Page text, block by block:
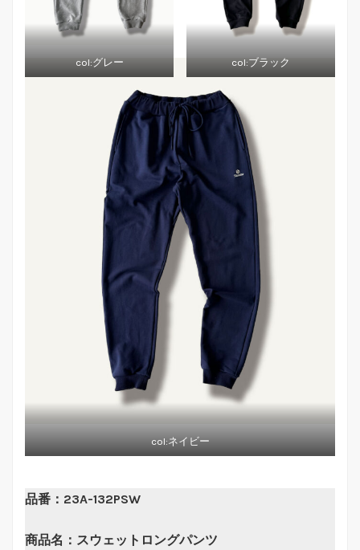
col:グレー col:ブラック
col:ネイビー
品番：23A-132PSW
商品名：スウェットロングパンツ